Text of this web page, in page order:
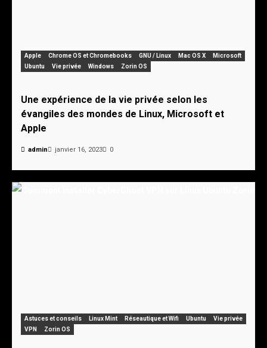
Apple Chrome OS et Chromebooks GNU / Linux Mac OS X
Microsoft
Ubuntu
Vie privée Windows Zorin OS
Une expérience de la vie privée selon les
évangiles des mondes de Linux, Microsoft et
Apple
admin janvier 16, 2023 0
Astuces et conseils Linux Mint Réseautique et Wifi Ubuntu
Vie privée
VPN
Zorin OS